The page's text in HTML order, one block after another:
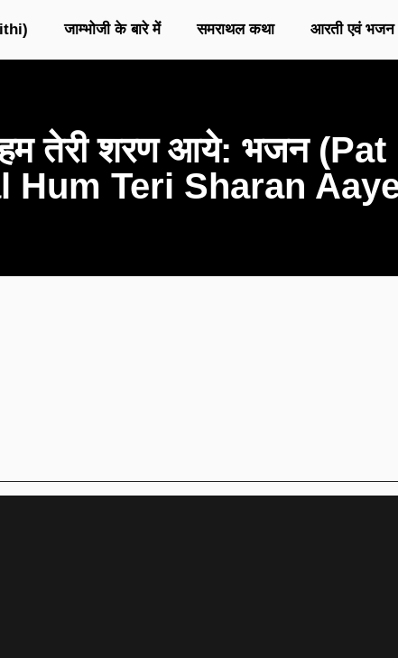
जाम्भोजी के बारे में समराथल कथा आरती एवं भजन
हम तेरी शरण आये: भजन
Hum Teri Sharan